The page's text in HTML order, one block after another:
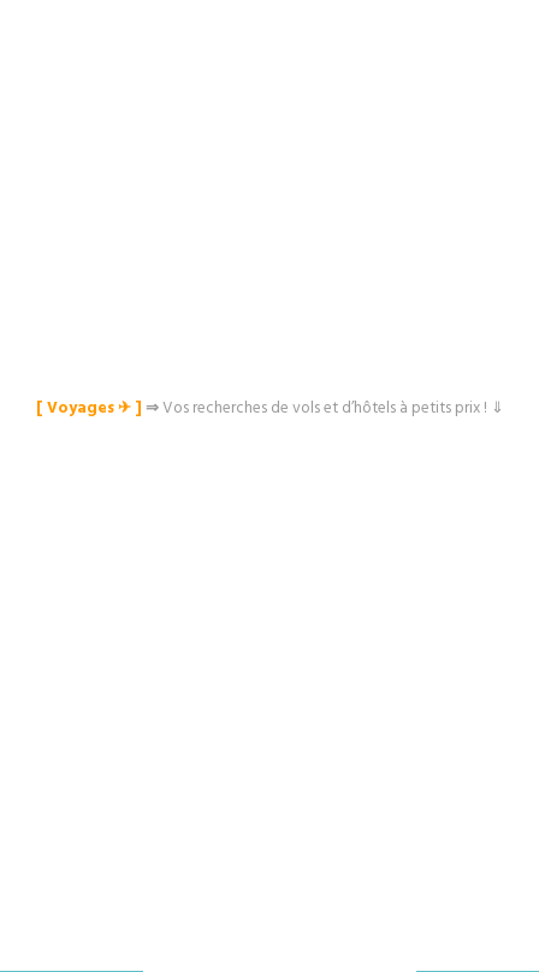
[ Voyages ✈︎ ]⇒Vos recherches de vols et d’hôtels à petits prix ! ⇓